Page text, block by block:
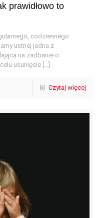
prawidłowo to
codziennego
ustnej jedna z
na zadbanie o
usunięcie
Czytaj więcej